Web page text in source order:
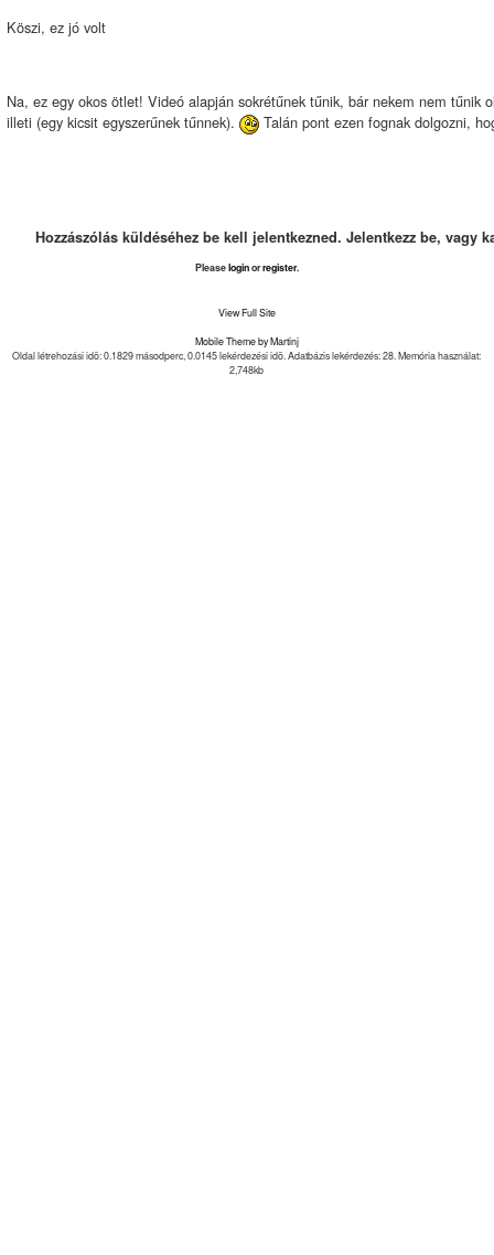
Köszi, ez jó volt
Na, ez egy okos ötlet! Videó alapján sokrétűnek tűnik, bár nekem nem tűnik
illeti (egy kicsit egyszerűnek tűnnek).
Talán pont ezen fognak dolgozni,
Hozzászólás küldéséhez be kell jelentkezned. Jelentkezz be, vagy
Pleaseloginorregister.
View Full Site
Mobile Theme by Martinj
Oldal létrehozási idõ: 0.1829 másodperc, 0.0145 lekérdezési idõ. Adatbázis lekérdezés: 28. Memória használat:
2,748kb